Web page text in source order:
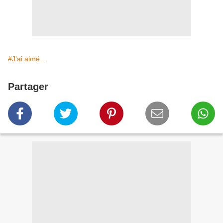
#J'ai aimé...
Partager